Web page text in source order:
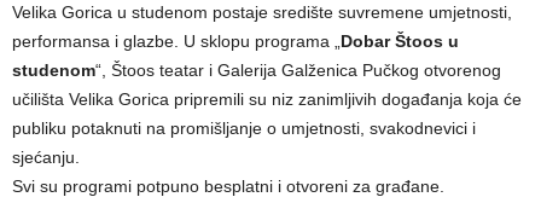
Velika Gorica u studenom postaje središte suvremene umjetnosti,
performansa i glazbe. U sklopu programa „ Dobar Štoos u
studenom“, Štoos teatar i Galerija Galženica Pučkog otvorenog
učilišta Velika Gorica pripremili su niz zanimljivih događanja koja će
publiku potaknuti na promišljanje o umjetnosti, svakodnevici i
sjećanju.
Svi su programi potpuno besplatni i otvoreni za građane.